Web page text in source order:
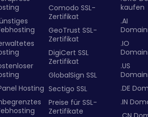
Hosting
Comodo SSL-
Zertifikat
GeoTrust SSL-
Zertifikat
DigiCert SSL
Zertifikat
GlobalSign SSL
Sectigo SSL
Preise für SSL-
Zertifikate
kaufen
.AI
.IO
.US
.DE
.IN